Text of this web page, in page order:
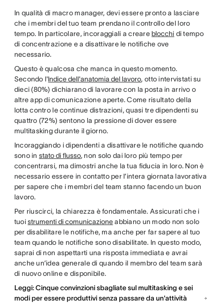
In qualità di macro manager, devi essere pronto a lasciare
che i membri del tuo team prendano il controllo del loro
tempo. In particolare, incoraggiali a creare blocchi di tempo
di concentrazione e a disattivare le notifiche ove
necessario.
Questo è qualcosa che manca in questo momento.
Secondo l'Indice dell'anatomia del lavoro, otto intervistati su
dieci (80%) dichiarano di lavorare con la posta in arrivo o
altre app di comunicazione aperte. Come risultato della
lotta contro le continue distrazioni, quasi tre dipendenti su
quattro (72%) sentono la pressione di dover essere
multitasking durante il giorno.
Incoraggiando i dipendenti a disattivare le notifiche quando
sono in stato di flusso, non solo dai loro più tempo per
concentrarsi, ma dimostri anche la tua fiducia in loro. Non è
necessario essere in contatto per l’intera giornata lavorativa
per sapere che i membri del team stanno facendo un buon
lavoro.
Per riuscirci, la chiarezza è fondamentale. Assicurati che i
tuoistrumenti di comunicazioneabbiano un modo non solo
per disabilitare le notifiche, ma anche per far sapere al tuo
team quando le notifiche sono disabilitate. In questo modo,
saprai di non aspettarti una risposta immediata e avrai
anche un’idea generale di quando il membro del team sarà
di nuovo online e disponibile.
Leggi: Cinque convinzioni sbagliate sul multitasking e sei
modi per essere produttivi senza passare da un'attività